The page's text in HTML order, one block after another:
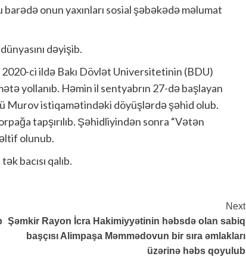
onun yaxınları sosial şəbəkədə məlumat
dəyişib.
ci ildə Bakı Dövlət Universitetinin (BDU)
yollanıb. Həmin il sentyabrın 27-də başlayan
Murov istiqamətindəki döyüşlərdə şəhid olub.
tapşırılıb. Şəhidliyindən sonra “Vətən
olunub.
bacısı qalıb.
Next
Şəmkir Rayon İcra Hakimiyyətinin həbsdə olan sabiq
başçısı Alimpaşa Məmmədovun bir sıra əmlakları
üzərinə həbs qoyulub